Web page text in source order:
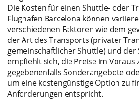
Die Kosten für einen Shuttle- oder
Flughafen Barcelona können
verschiedenen Faktoren wie dem
der Art des Transports (privater
gemeinschaftlicher Shuttle) und der
empfiehlt sich, die Preise im Voraus
gegebenenfalls Sonderangebote
um eine kostengünstige Option zu
Anforderungen entspricht.